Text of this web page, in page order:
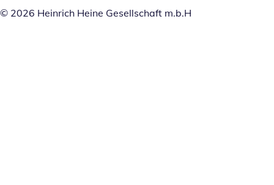
© 2026 Heinrich Heine Gesellschaft m.b.H